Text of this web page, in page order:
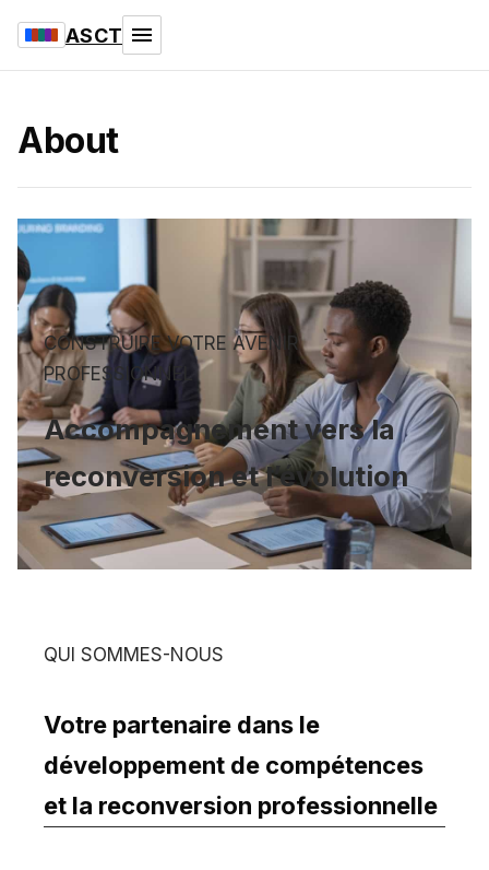
ASCT
About
CONSTRUIRE VOTRE AVENIR
PROFESSIONNEL
Accompagnement vers la
reconversion et l’évolution
QUI SOMMES-NOUS
Votre partenaire dans le
développement de compétences
et la reconversion professionnelle